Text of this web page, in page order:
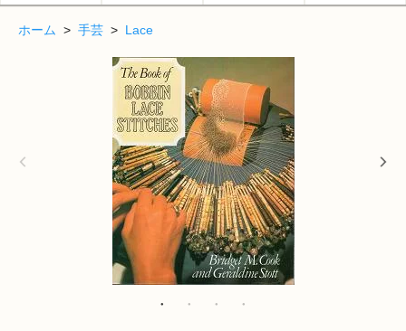
ホーム > 手芸 > Lace